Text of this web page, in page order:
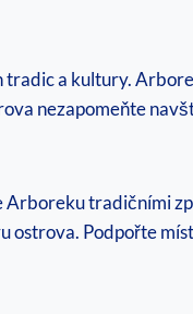
a kultury.
nezapomeňte
tradičními
Podpořte